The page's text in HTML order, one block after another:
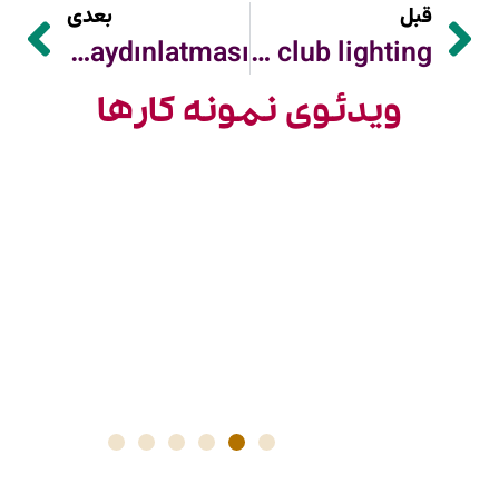
قبل
Disco and night club lighting
بعدی
Disko ve gece kulübü aydınlatması
ویدئوی نمونه کارها